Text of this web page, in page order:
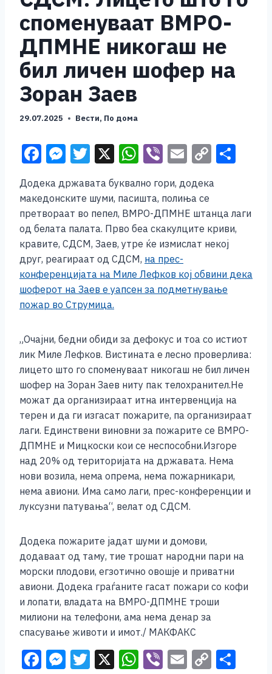
споменуваат ВМРО-
ДПМНЕ никогаш не
бил личен шофер на
Зоран Заев
29.07.2025 Вести, По дома
F
c
e
b
o
o
k
M
ss
e
n
g
er
T
tt
er
X W
at
s
A
p
p
Vi
er
E
ai
l
C
p
y
Li
n
k
e
Додека државата буквално гори, додека
македонските шуми, пасишта, полиња се
претвораат во пепел, ВМРО-ДПМНЕ штанца лаги
од белата палата. Прво беа скакулците криви,
кравите, СДСМ, Заев, утре ќе измислат некој
друг, реагираат од СДСМ, на прес-
конференцијата на Миле Лефков кој обвини дека
шоферот на Заев е уапсен за подметнување
пожар во Струмица.
„Очајни, бедни обиди за дефокус и тоа со истиот
лик Миле Лефков. Вистината е лесно проверлива:
лицето што го споменуваат никогаш не бил личен
шофер на Зоран Заев ниту пак телохранител.Не
можат да организираат итна интервенција на
терен и да ги изгасат пожарите, па организираат
лаги. Единствени виновни за пожарите се ВМРО-
ДПМНЕ и Мицкоски кои се неспособни.Изгоре
над 20% од територијата на државата. Нема
нови возила, нема опрема, нема пожарникари,
нема авиони. Има само лаги, прес-конференции и
луксузни патувања“, велат од СДСМ.
Додека пожарите јадат шуми и домови,
додаваат од таму, тие трошат народни пари на
морски плодови, егзотично овошје и приватни
авиони. Додека граѓаните гасат пожари со кофи
и лопати, владата на ВМРО-ДПМНЕ троши
милиони на телефони, ама нема денар за
спасување животи и имот./ МАКФАКС
F M T X W Vi E C